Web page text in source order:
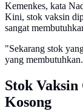
Kemenkes, kata
Kini, stok vaksin
sangat
"Sekarang stok
yang
Stok
Kosong